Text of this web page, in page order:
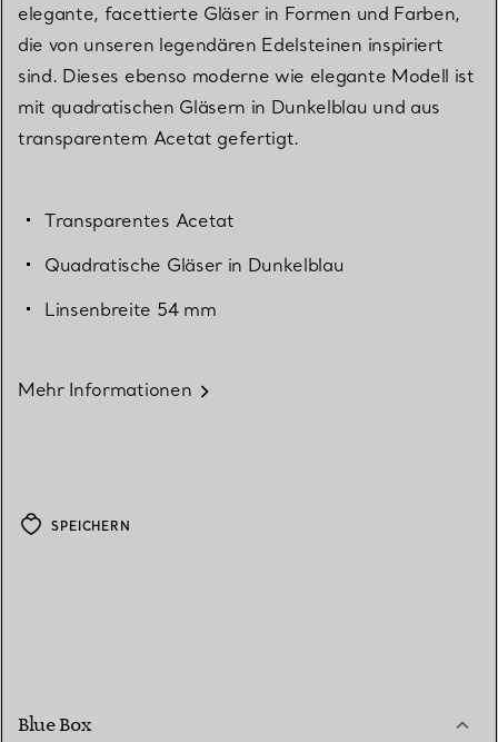
elegante, facettierte Gläser in Formen und Farben,
die von unseren legendären Edelsteinen inspiriert
sind. Dieses ebenso moderne wie elegante Modell ist
mit quadratischen Gläsern in Dunkelblau und aus
transparentem Acetat gefertigt.
Transparentes Acetat
Quadratische Gläser in Dunkelblau
Linsenbreite 54 mm
Mehr Informationen
SPEICHERN
Blue Box